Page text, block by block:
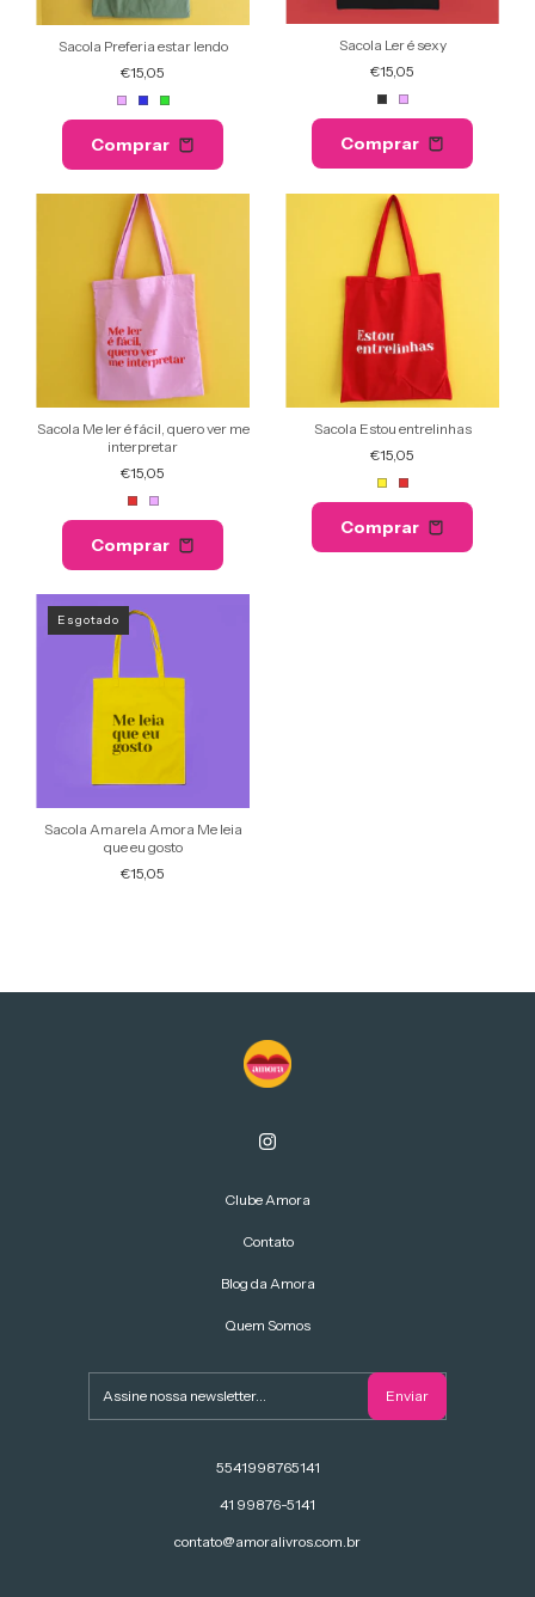
Sacola Preferia estar lendo
€15,05
Comprar
Sacola Ler é sexy
€15,05
Comprar
Sacola Me ler é fácil, quero ver me
interpretar
€15,05
Comprar
Sacola Estou entrelinhas
€15,05
Comprar
Esgotado
Sacola Amarela Amora Me leia
que eu gosto
€15,05
Clube Amora
Contato
Blog da Amora
Quem Somos
5541998765141
41 99876-5141
contato@amoralivros.com.br